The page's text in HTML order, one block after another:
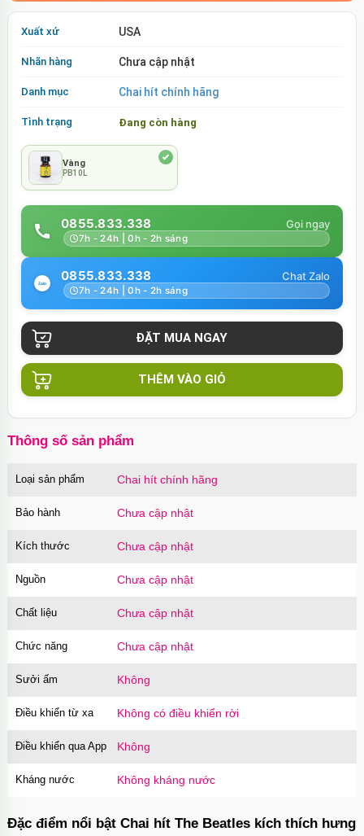
Xuất xứ USA
Nhãn hàng Chưa cập nhật
Danh mục Chai hít chính hãng
Tình trạng Đang còn hàng
Vàng
PB10L
0855.833.338
7h - 24h | 0h - 2h sáng
0855.833.338
7h - 24h | 0h - 2h sáng
THÊM VÀO GIỎ
Thông số sản phẩm
Loại sản phẩm Chai hít chính hãng
Bảo hành Chưa cập nhật
Kích thước Chưa cập nhật
Nguồn Chưa cập nhật
Chất liệu Chưa cập nhật
Chức năng Chưa cập nhật
Sưởi ấm Không
Điều khiển từ xa Không có điều khiển rời
Điều khiển qua App Không
Kháng nước Không kháng nước
Đặc điểm nổi bật Chai hít The Beatles kích thích hưng